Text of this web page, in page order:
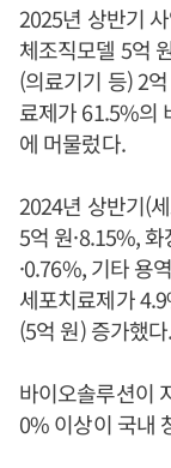
2025년 상반기
체조직모델 5억
(의료기기 등) 2
료제가 61.5%의
에 머물렀다.
2024년 상반기(
5억 원·8.15%,
·0.76%, 기타 용
세포치료제가
(5억 원) 증가했다.
바이오솔루션이
0% 이상이 국내